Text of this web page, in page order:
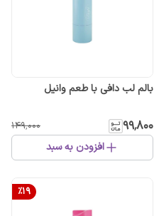
بالم لب دافی با طعم وانیل
۹۹٬۸۰۰ ۱۴۹٬۰۰۰
افزودن به سبد
%19